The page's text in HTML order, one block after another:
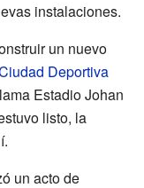
instalaciones.
un nuevo
Deportiva
Estadio Johan
listo, la
un acto de